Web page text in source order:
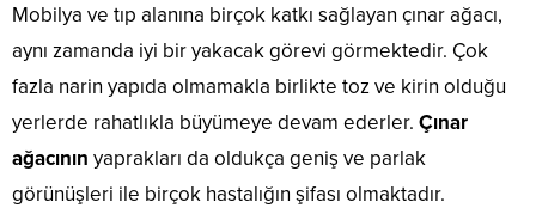
Mobilya ve tıp alanına birçok katkı sağlayan çınar ağacı,
aynı zamanda iyi bir yakacak görevi görmektedir. Çok
fazla narin yapıda olmamakla birlikte toz ve kirin olduğu
yerlerde rahatlıkla büyümeye devam ederler. Çınar
ağacının yaprakları da oldukça geniş ve parlak
görünüşleri ile birçok hastalığın şifası olmaktadır.